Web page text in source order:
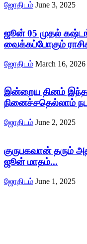
ஜோதிடம் June 3, 2025
ஜூன் 05 முதல்
வைக்கப்போகும்
ஜோதிடம் March 16, 2026
இன்றைய தினம் இந்த
நினைச்சதெல்லாம்
ஜோதிடம் June 2, 2025
குருபகவான் தரும்
ஜூன் மாதம்...
ஜோதிடம் June 1, 2025